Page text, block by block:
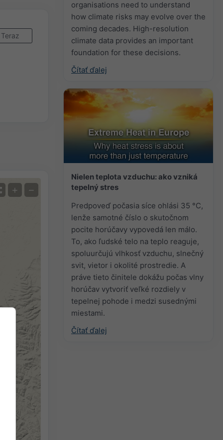
organisations need to understand
how climate risks may evolve over the
coming decades. High-resolution
climate data provides an important
foundation for these decisions.
Čítať ďalej
Nielen teplota vzduchu: ako vzniká
tepelný stres
Predpoveď počasia síce ohlási 35 °C,
lenže samotné číslo o skutočnom
pocite horúčavy vypovedá len málo.
To, ako ľudské telo na teplo reaguje,
spoluurčujú vlhkosť vzduchu, slnečný
svit, vietor i okolité prostredie. A
práve tieto činitele dokážu počas vlny
horúčav vytvoriť veľké rozdiely v
tepelnej pohode i medzi susednými
miestami.
Čítať ďalej
Teraz
+ −